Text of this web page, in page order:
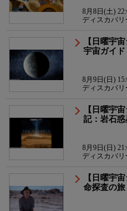
8月8日(土)
ディスカバ
【日曜宇
宇宙ガイド
8月9日(日)
ディスカバ
【日曜宇
記：岩石
8月9日(日)
ディスカバ
【日曜宇
命探査の